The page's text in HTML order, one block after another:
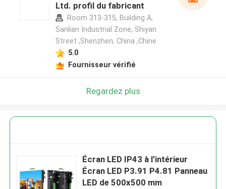
Ltd. profil du fabricant
Room 313-315, Building A,
Sanlian Industrial Zone, Shiyan
Street ,Shenzhen, China ,Chine
5.0
Fournisseur vérifié
Regardez plus
Écran LED IP43 à l'intérieur
Écran LED P3.91 P4.81 Panneau
LED de 500x500 mm